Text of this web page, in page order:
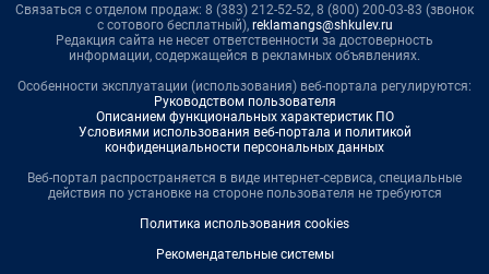
Связаться с отделом продаж: 8 (383) 212-52-52, 8 (800) 200-03-83 (звонок
с сотового бесплатный), reklamangs@shkulev.ru
Редакция сайта не несет ответственности за достоверность
информации, содержащейся в рекламных объявлениях.
Особенности эксплуатации (использования) веб-портала регулируются:
Руководством пользователя
Описанием функциональных характеристик ПО
Условиями использования веб-портала и политикой
конфиденциальности персональных данных
Веб-портал распространяется в виде интернет-сервиса, специальные
действия по установке на стороне пользователя не требуются
Политика использования cookies
Рекомендательные системы